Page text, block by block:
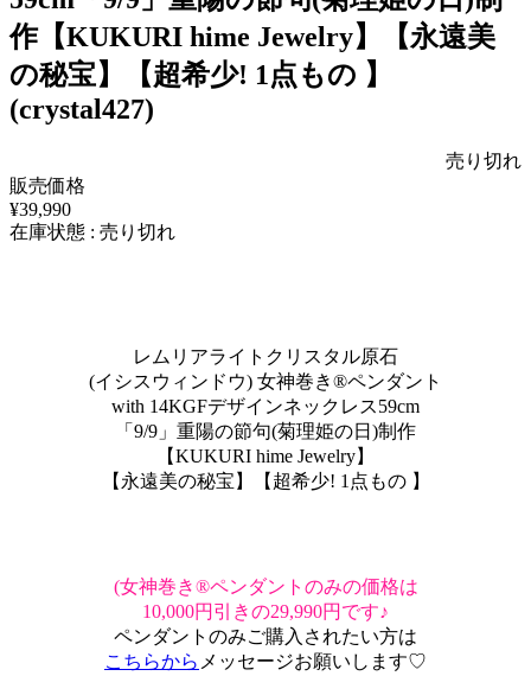
作【KUKURI hime Jewelry】【永遠美
の秘宝】【超希少! 1点もの 】
(crystal427)
売り切れ
販売価格
¥39,990
在庫状態 : 売り切れ
レムリアライトクリスタル原石
(イシスウィンドウ) 女神巻き® ペンダント
with 14KGFデザインネックレス59cm
「9/9」重陽の節句(菊理姫の日)制作
【KUKURI hime Jewelry】
【永遠美の秘宝】【超希少! 1点もの 】
(女神巻き®ペンダントのみの価格は
10,000円引きの29,990円です♪
ペンダントのみご購入されたい方は
こちらから メッセージお願いします♡